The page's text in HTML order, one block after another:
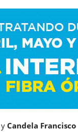
y Candela Francisco